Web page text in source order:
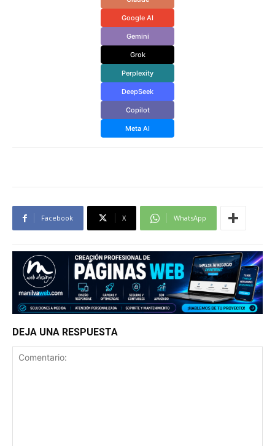
Google AI
Gemini
Grok
Perplexity
DeepSeek
Copilot
Meta AI
Facebook X WhatsApp
DEJA UNA RESPUESTA